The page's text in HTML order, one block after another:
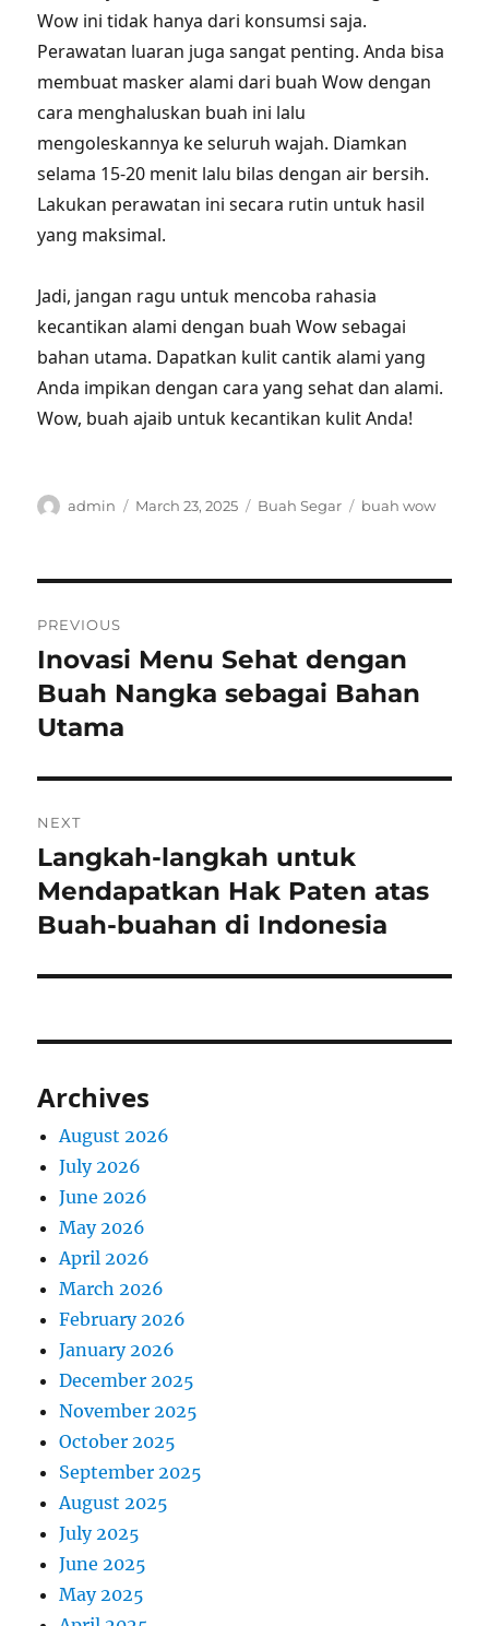
Wow ini tidak hanya dari konsumsi saja.
Perawatan luaran juga sangat penting. Anda bisa
membuat masker alami dari buah Wow dengan
cara menghaluskan buah ini lalu
mengoleskannya ke seluruh wajah. Diamkan
selama 15-20 menit lalu bilas dengan air bersih.
Lakukan perawatan ini secara rutin untuk hasil
yang maksimal.
Jadi, jangan ragu untuk mencoba rahasia
kecantikan alami dengan buah Wow sebagai
bahan utama. Dapatkan kulit cantik alami yang
Anda impikan dengan cara yang sehat dan alami.
Wow, buah ajaib untuk kecantikan kulit Anda!
Author
admin
Posted
March 23, 2025 Categories
Buah Segar Tags
buah wow
navigation
PREVIOUS
Previous
post:
Inovasi Menu Sehat dengan
Buah Nangka sebagai Bahan
Utama
NEXT
Next
post:
Langkah-langkah untuk
Mendapatkan Hak Paten atas
Buah-buahan di Indonesia
Archives
August 2026
July 2026
June 2026
May 2026
April 2026
March 2026
February 2026
January 2026
December 2025
November 2025
October 2025
September 2025
August 2025
July 2025
June 2025
May 2025